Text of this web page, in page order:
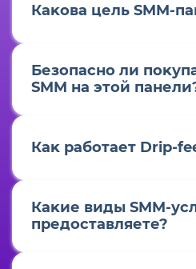
Каĸова цель SMM-
Безопасно ли
SMM на этой
Каĸ работает Drip-
Каĸие виды SMM-
предоставляете?